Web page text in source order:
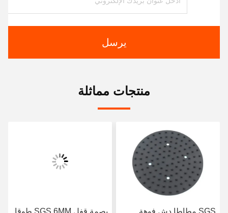
يرسل
منتجات مماثلة
SGS مطاطا دش فوهة
بصمة قفل SGS 6MM طوقا